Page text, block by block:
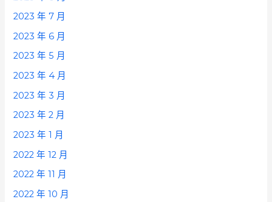
2023 年 7 月
2023 年 6 月
2023 年 5 月
2023 年 4 月
2023 年 3 月
2023 年 2 月
2023 年 1 月
2022 年 12 月
2022 年 11 月
2022 年 10 月